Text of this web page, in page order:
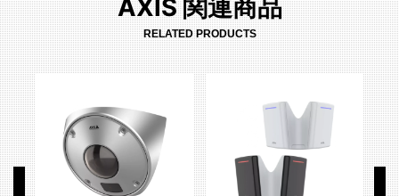
AXIS 関連商品
RELATED PRODUCTS